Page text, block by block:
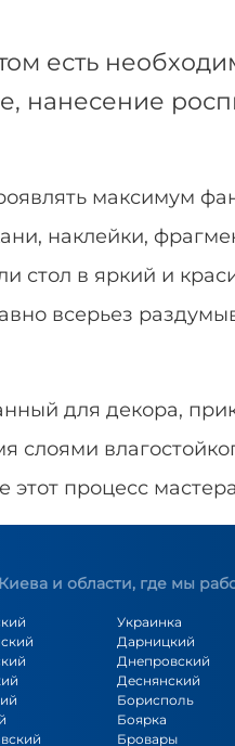
есть
нанесение
максимум
наклейки,
стол в яркий и
всерьез
для декора,
слоями
процесс
и области, где мы
Украинка
Дарницкий
Днепровский
Деснянский
Борисполь
Боярка
Бровары